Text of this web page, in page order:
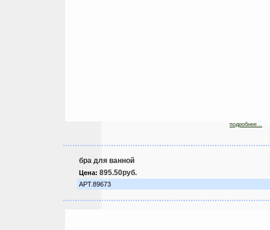
подробнее...
бра для ванной
Цена: 895.50руб.
АРТ.89673